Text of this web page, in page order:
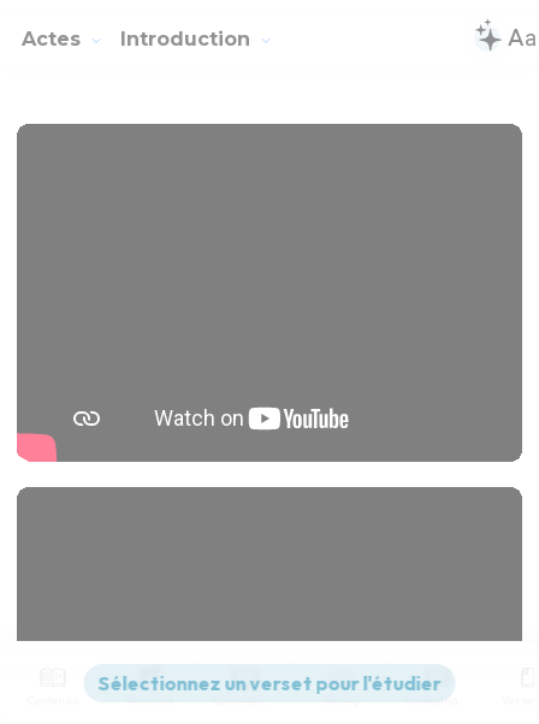
Actes Introduction
Versions Commentaires Strong